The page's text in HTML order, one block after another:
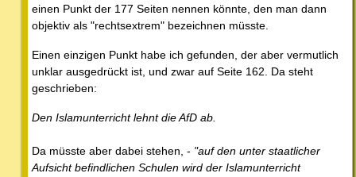
einen Punkt der 177 Seiten nennen könnte, den man dann
objektiv als "rechtsextrem" bezeichnen müsste.
Einen einzigen Punkt habe ich gefunden, der aber vermutlich
unklar ausgedrückt ist, und zwar auf Seite 162. Da steht
geschrieben:
Den Islamunterricht lehnt die AfD ab.
Da müsste aber dabei stehen, - "auf den unter staatlicher
Aufsicht befindlichen Schulen wird der Islamunterricht